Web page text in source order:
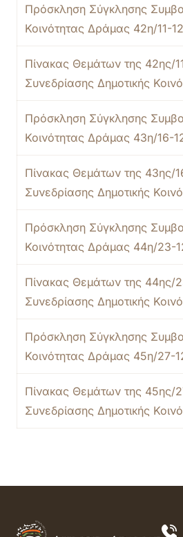
Πρόσκληση Σύγκλησης
Κοινότητας Δράμας 42η/11-
Πίνακας Θεμάτων της 42ης/
Συνεδρίασης Δημοτικής
Πρόσκληση Σύγκλησης
Κοινότητας Δράμας 43η/16-
Πίνακας Θεμάτων της 43ης/
Συνεδρίασης Δημοτικής
Πρόσκληση Σύγκλησης
Κοινότητας Δράμας 44η/23-
Πίνακας Θεμάτων της 44ης/
Συνεδρίασης Δημοτικής
Πρόσκληση Σύγκλησης
Κοινότητας Δράμας 45η/27-
Πίνακας Θεμάτων της 45ης/
Συνεδρίασης Δημοτικής